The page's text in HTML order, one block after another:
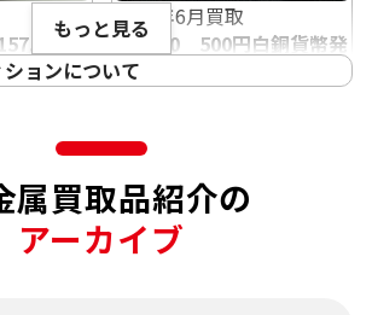
2026年6月買取
SV1000 500円白銅貨幣発
行記念メダル 126.7g
備考
もっと見る
ョンについて
形の見られない大変状態の良い商品
保管に伴うごくわずかな変化は見ら
れるものの、目立つ傷や変形・変色
のない状態の良い商品
属買取品紹介の
アーカイブ